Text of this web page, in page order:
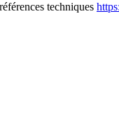
techniques